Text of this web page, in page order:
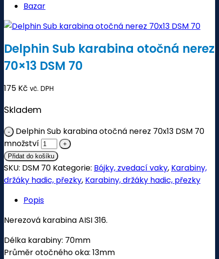
Bazar
Delphin Sub karabina otočná nerez
70×13 DSM 70
175 Kč vč. DPH
Skladem
Delphin Sub karabina otočná nerez 70x13 DSM 70
množství
Přidat do košíku
SKU: DSM 70 Kategorie: Bójky, zvedací vaky, Karabiny,
držáky hadic, přezky, Karabiny, držáky hadic, přezky
Popis
Nerezová karabina AISI 316.
Délka karabiny: 70mm
Průměr otočného oka: 13mm